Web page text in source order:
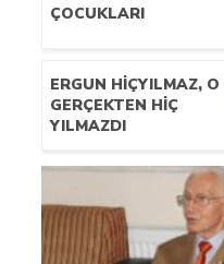
ÇOCUKLARI
ERGUN HIÇYILMAZ, O
GERÇEKTEN HIÇ
YILMAZDI